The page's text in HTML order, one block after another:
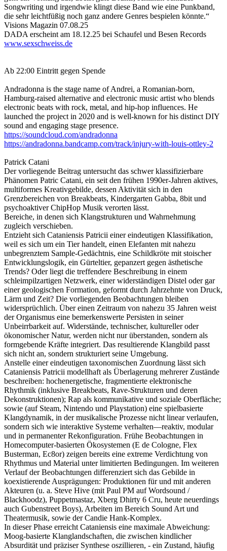
Songwriting und irgendwie klingt diese Band wie eine Punkband,
die sehr leichtfüßig noch ganz andere Genres bespielen könnte.“
Visions Magazin 07.08.25
DADA erscheint am 18.12.25 bei Schaufel und Besen Records
www.sexschweiss.de
Ab 22:00 Eintritt gegen Spende
Andradonna is the stage name of Andrei, a Romanian-born,
Hamburg-raised alternative and electronic music artist who blends
electronic beats with rock, metal, and hip-hop influences. He
launched the project in 2020 and is well-known for his distinct DIY
sound and engaging stage presence.
https://soundcloud.com/andradonna
https://andradonna.bandcamp.com/track/injury-with-louis-ottley-2
Patrick Catani
Der vorliegende Beitrag untersucht das schwer klassifizierbare
Phänomen Patric Catani, ein seit den frühen 1990er-Jahren aktives,
multiformes Kreativgebilde, dessen Aktivität sich in den
Grenzbereichen von Breakbeats, Kindergarten Gabba, 8bit und
psychoaktiver ChipHop Musik verorten lässt.
Bereiche, in denen sich Klangstrukturen und Wahrnehmung
zugleich verschieben.
Entzieht sich Cataniensis Patricii einer eindeutigen Klassifikation,
weil es sich um ein Tier handelt, einen Elefanten mit nahezu
unbegrenztem Sample-Gedächtnis, eine Schildkröte mit stoischer
Entwicklungslogik, ein Gürteltier, gepanzert gegen ästhetische
Trends? Oder liegt die treffendere Beschreibung in einem
schleimpilzartigen Netzwerk, einer widerständigen Distel oder gar
einer geologischen Formation, geformt durch Jahrzehnte von Druck,
Lärm und Zeit? Die vorliegenden Beobachtungen bleiben
widersprüchlich. Über einen Zeitraum von nahezu 35 Jahren weist
der Organismus eine bemerkenswerte Persisten in seiner
Unbeirrbarkeit auf. Widerstände, technischer, kultureller oder
ökonomischer Natur, werden nicht nur überstanden, sondern als
formgebende Kräfte integriert. Das resultierende Klangbild passt
sich nicht an, sondern strukturiert seine Umgebung.
Anstelle einer eindeutigen taxonomischen Zuordnung lässt sich
Cataniensis Patricii modellhaft als Überlagerung mehrerer Zustände
beschreiben: hochenergetische, fragmentierte elektronische
Rhythmik (inklusive Breakbeats, Rave-Strukturen und deren
Dekonstruktionen); Rap als kommunikative und soziale Oberfläche;
sowie (auf Steam, Nintendo und Playstation) eine spielbasierte
Klangdynamik, in der musikalische Prozesse nicht linear verlaufen,
sondern sich wie interaktive Systeme verhalten—reaktiv, modular
und in permanenter Rekonfiguration. Frühe Beobachtungen in
Homecomputer-basierten Ökosystemen (E de Cologne, Flex
Busterman, Ec8or) zeigen bereits eine extreme Verdichtung von
Rhythmus und Material unter limitierten Bedingungen. Im weiteren
Verlauf der Beobachtungen differenziert sich das Gebilde in
koexistierende Ausprägungen: Produktionen für und mit anderen
Akteuren (u. a. Steve Hive (mit Paul PM auf Wordsound /
Blackhoodz), Puppetmastaz, Xberg Dhirty 6 Cru, heute neuerdings
auch Gubenstreet Boys), Arbeiten im Bereich Sound Art und
Theatermusik, sowie der Candie Hank-Komplex.
In dieser Phase erreicht Cataniensis eine maximale Abweichung:
Moog-basierte Klanglandschaften, die zwischen kindlicher
Absurdität und präziser Synthese oszillieren, - ein Zustand, häufig